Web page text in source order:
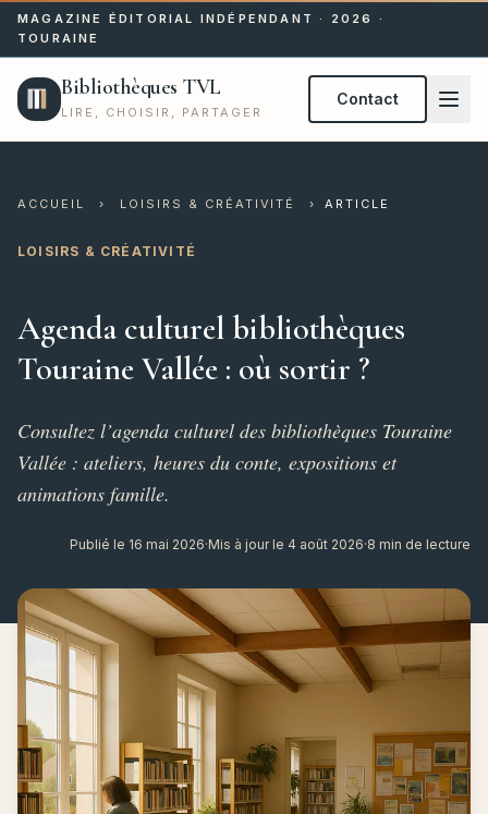
MAGAZINE ÉDITORIAL INDÉPENDANT · 2026 ·
TOURAINE
Bibliothèques TVL
LIRE, CHOISIR, PARTAGER
Contact
ACCUEIL › LOISIRS & CRÉATIVITÉ › ARTICLE
LOISIRS & CRÉATIVITÉ
Agenda culturel bibliothèques
Touraine Vallée : où sortir ?
Consultez l’agenda culturel des bibliothèques Touraine
Vallée : ateliers, heures du conte, expositions et
animations famille.
Publié le 16 mai 2026·Mis à jour le 4 août 2026·8 min de lecture